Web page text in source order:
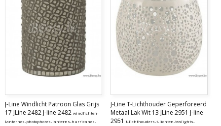
J-Line Windlicht Patroon Glas Grijs
17 JLine 2482 J-line 2482 windlichten-
lanternes-photophores-lanterns-hurricanes-
J-Line T-Lichthouder Geperforeerd
Metaal Lak Wit 13 JLine 2951 J-line
2951 t-lichthouders-t-lichten-tealights-